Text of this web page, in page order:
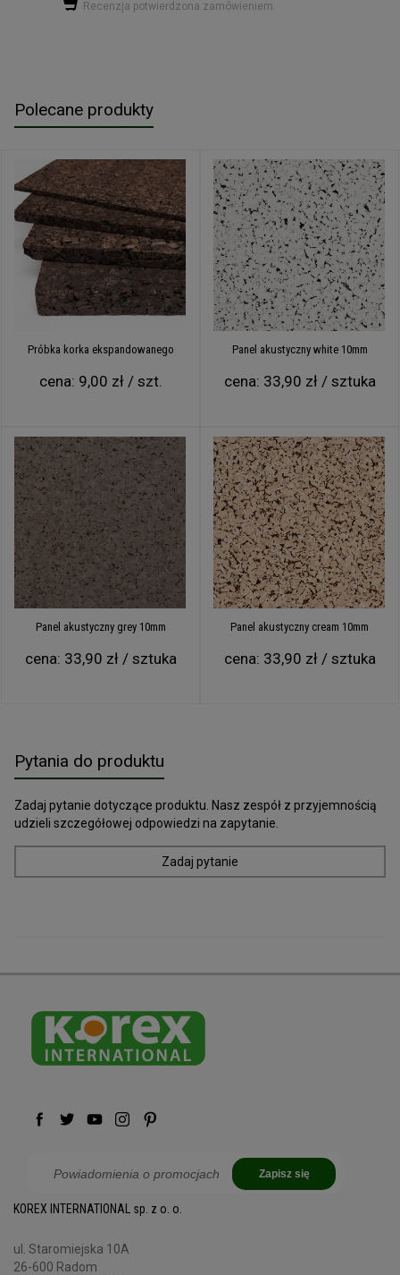
Recenzja potwierdzona zamówieniem.
Polecane produkty
Próbka korka ekspandowanego
cena: 9,00 zł / szt.
Panel akustyczny white 10mm
cena: 33,90 zł / sztuka
Panel akustyczny grey 10mm
cena: 33,90 zł / sztuka
Panel akustyczny cream 10mm
cena: 33,90 zł / sztuka
Pytania do produktu
Zadaj pytanie dotyczące produktu. Nasz zespół z przyjemnością
udzieli szczegółowej odpowiedzi na zapytanie.
Zadaj pytanie
Zapisz się
KOREX INTERNATIONAL sp. z o. o.
ul. Staromiejska 10A
26-600 Radom